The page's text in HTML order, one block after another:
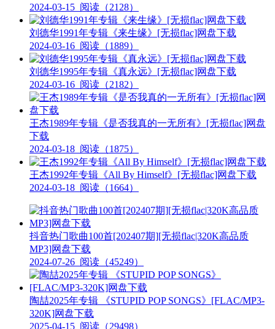
2024-03-15 阅读（2128）
刘德华1991年专辑《来生缘》[无损flac]网盘下载
2024-03-16 阅读（1889）
刘德华1995年专辑《真永远》[无损flac]网盘下载
2024-03-16 阅读（2182）
王杰1989年专辑《是否我真的一无所有》[无损flac]网盘
下载
2024-03-18 阅读（1875）
王杰1992年专辑《All By Himself》[无损flac]网盘下载
2024-03-18 阅读（1664）
抖音热门歌曲100首[202407期][无损flac|320K高品质
MP3]网盘下载
2024-07-26 阅读（45249）
陶喆2025年专辑 《STUPID POP SONGS》[FLAC/MP3-
320K]网盘下载
2025-04-15 阅读（29498）